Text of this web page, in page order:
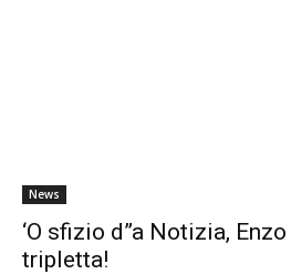
News
‘O sfizio d”a Notizia,
tripletta!